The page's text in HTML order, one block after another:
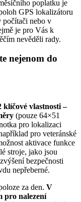
poplatku je
GPS lokalizátoru
počítači nebo v
je pro Vás k
nevěděli rady.
nejenom do
klíčové vlastnosti –
(pouze 64×51
pro lokalizaci
pro veteránské
aktivace funkce
stroje, jako jsou
bezpečnosti
nepřeberné.
za den. V
pro nalezení